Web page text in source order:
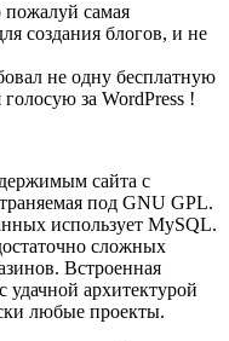
пожалуй самая
создания блогов, и не
не одну бесплатную
за WordPress !
сайта с
под GNU GPL.
использует MySQL.
сложных
Встроенная
удачной архитектурой
любые проекты.